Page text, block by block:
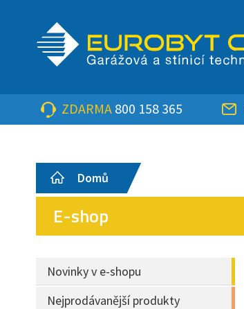
ZDARMA 800 158 365
Domů
E-shop
Novinky v e-shopu
Nejprodávanější produkty